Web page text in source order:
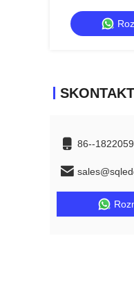
z obudową z
aluminium do
wydarzeń
86--